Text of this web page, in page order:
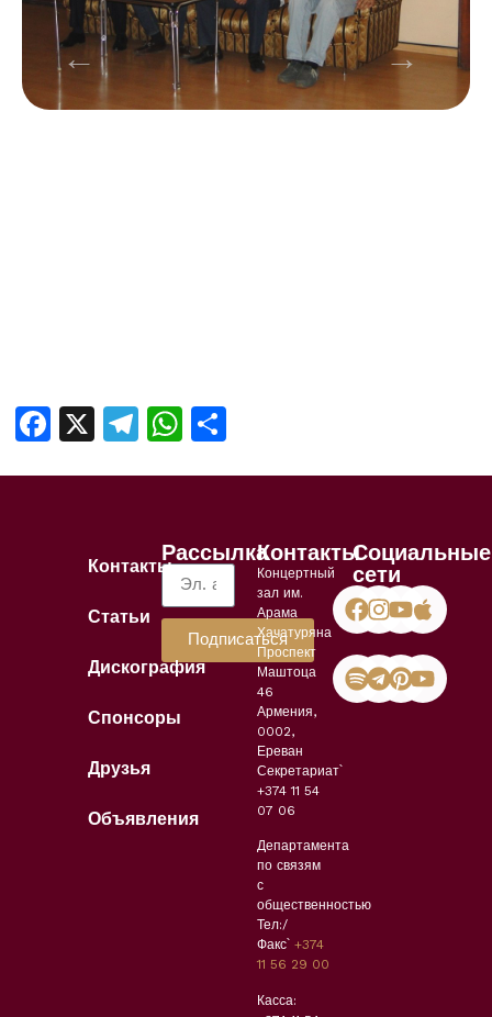
Facebook
X Telegram
WhatsApp
Контакты
Статьи
Дискография
Спонсоры
Друзья
Объявления
Рассылка
Подписаться
Контакты
Концертный
зал им.
Арама
Хачатуряна
Проспект
Маштоца
46
Армения,
0002,
Ереван
Секретариат՝
+374 11 54
07 06
Департамента
по связям
с
общественностью
Тел:/
Факс՝ +374
11 56 29 00
Касса:
Социальные
сети